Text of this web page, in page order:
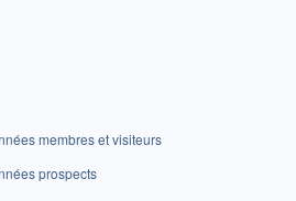
membres et visiteurs
prospects